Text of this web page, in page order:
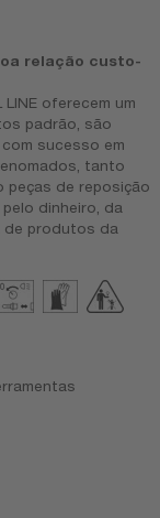
relação custo-
LINE oferecem um
padrão, são
sucesso em
tanto
peças de reposição
dinheiro, da
de produtos da